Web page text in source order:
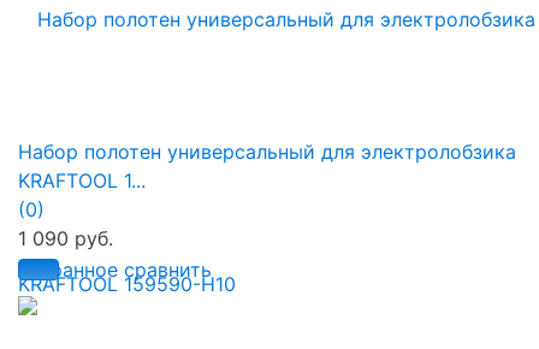
избранное сравнить
Набор полотен универсальный для электролобзика
KRAFTOOL 1...
(0)
1 090 руб.